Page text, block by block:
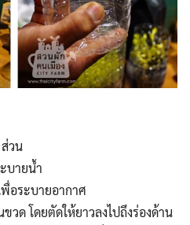
วน
บายน้ำ
อระบายอากาศ
วด โดยตัดให้ยาวลงไปถึงร่องด้าน